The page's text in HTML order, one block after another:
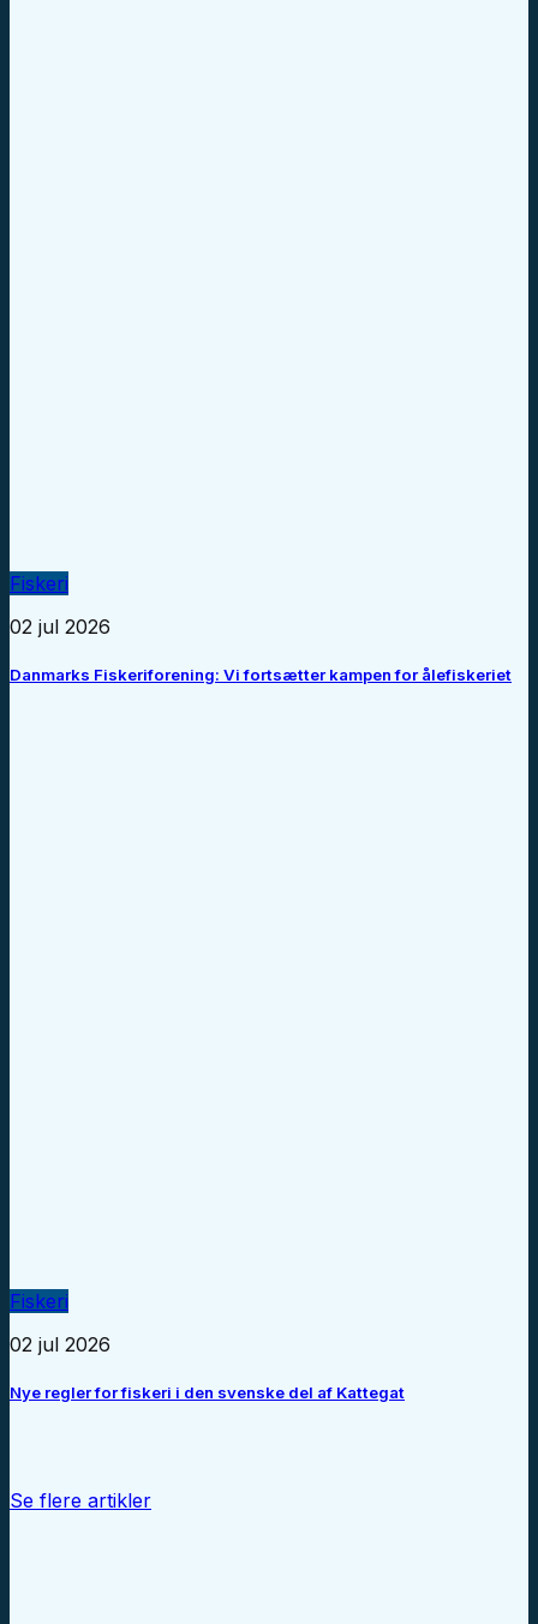
Fiskeri
02 jul 2026
Danmarks Fiskeriforening: Vi fortsætter kampen for ålefiskeriet
Fiskeri
02 jul 2026
Nye regler for fiskeri i den svenske del af Kattegat
Se flere artikler